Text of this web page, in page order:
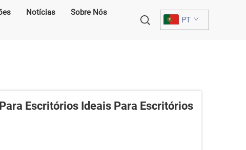
Notícias
Sobre Nós
PT
Escritórios Ideais Para Escritórios